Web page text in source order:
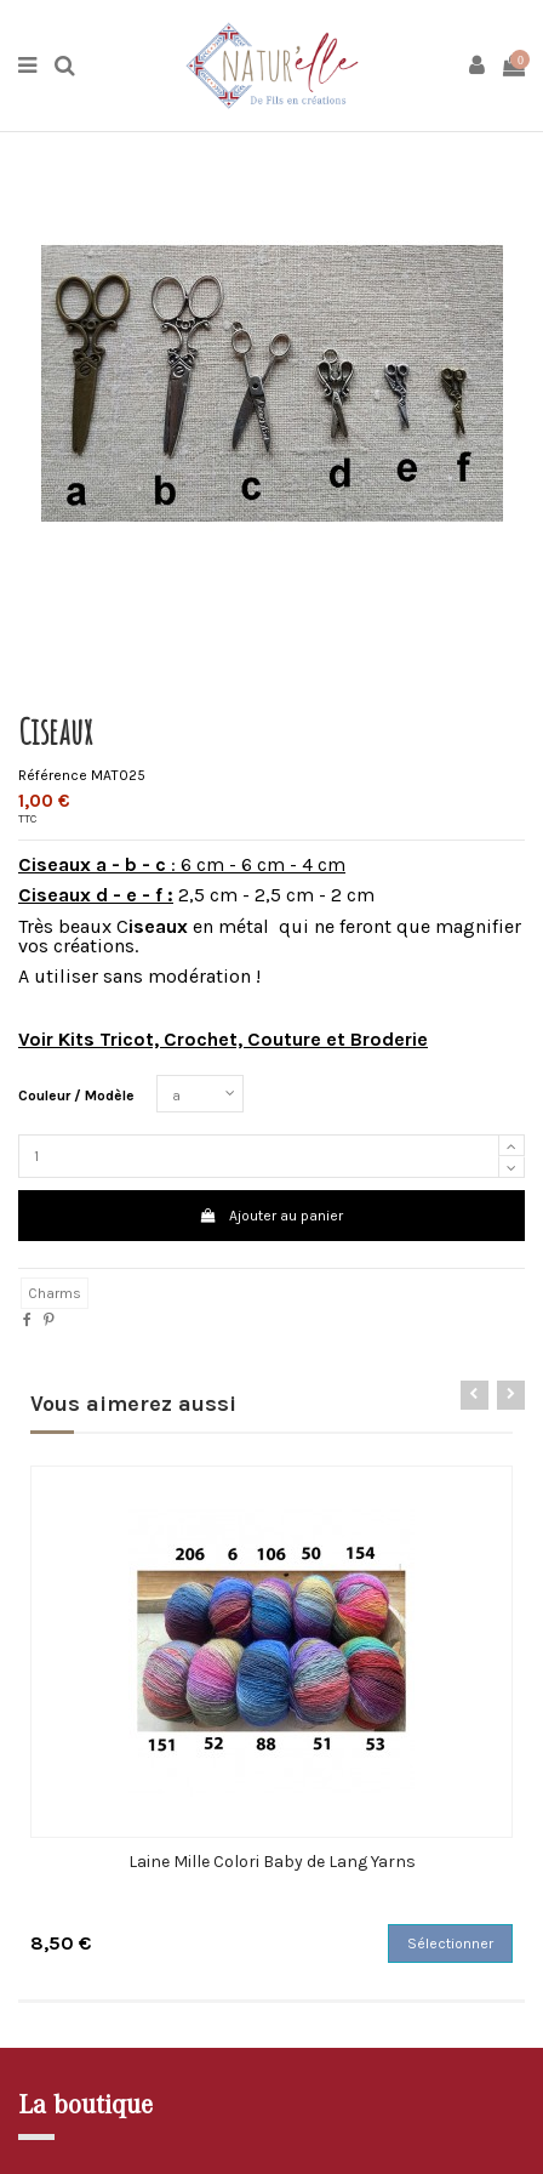
0
Matières premières
Ciseaux
Référence MAT025
1,00 €
TTC
Ciseaux a - b - c : 6 cm - 6 cm - 4 cm
Ciseaux d - e - f : 2,5 cm - 2,5 cm - 2 cm
Très beaux Ciseaux en métal qui ne feront que magnifier
vos créations.
A utiliser sans modération !
Voir Kits Tricot, Crochet, Couture et Broderie
Couleur / Modèle
Ajouter au panier
Charms
Vous aimerez aussi
Laine Mille Colori Baby de Lang Yarns
8,50 € Sélectionner
La boutique